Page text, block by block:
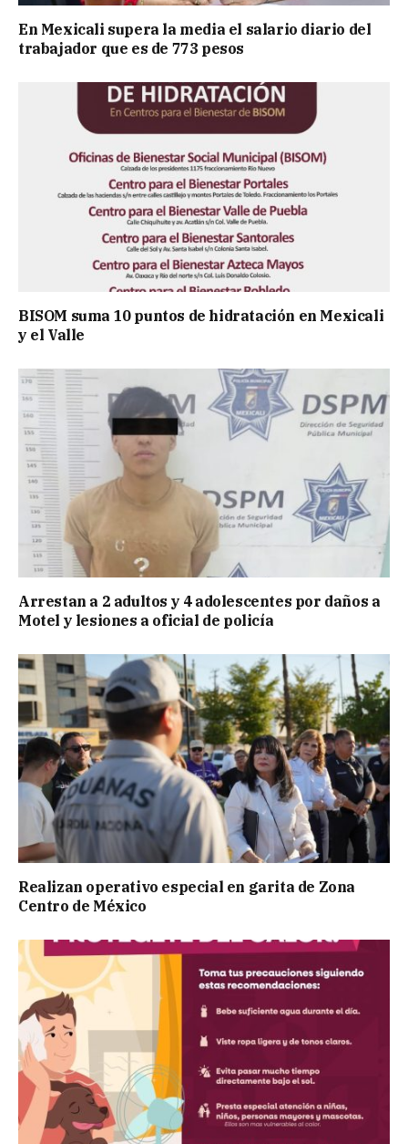
En Mexicali supera la media el salario diario del
trabajador que es de 773 pesos
BISOM suma 10 puntos de hidratación en Mexicali
y el Valle
Arrestan a 2 adultos y 4 adolescentes por daños a
Motel y lesiones a oficial de policía
Realizan operativo especial en garita de Zona
Centro de México